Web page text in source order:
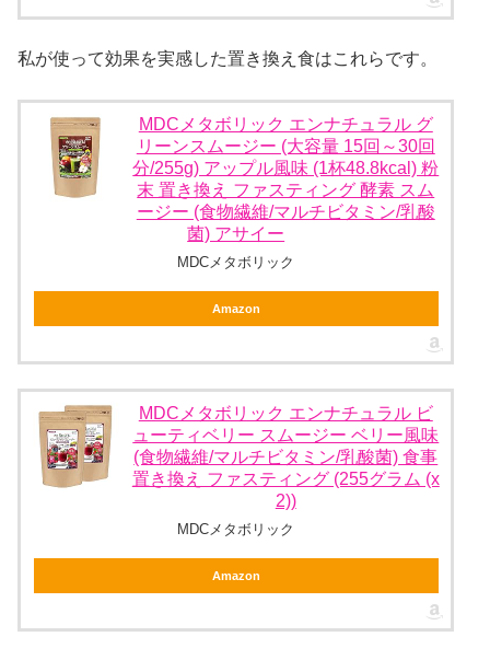
私が使って効果を実感した置き換え食はこれらです。
MDCメタボリック エンナチュラル グ
リーンスムージー (大容量 15回～30回
分/255g) アップル風味 (1杯48.8kcal) 粉
末 置き換え ファスティング 酵素 スム
ージー (食物繊維/マルチビタミン/乳酸
菌) アサイー
MDCメタボリック
Amazon
MDCメタボリック エンナチュラル ビ
ューティベリー スムージー ベリー風味
(食物繊維/マルチビタミン/乳酸菌) 食事
置き換え ファスティング (255グラム (x
2))
MDCメタボリック
Amazon